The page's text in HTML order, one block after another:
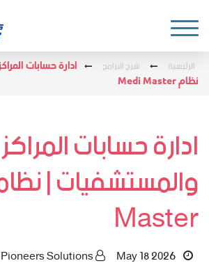
الرئيسية شرح البرامج
ادارة حسابات
نظام Medi Master
ادارة حسابات
Master
May 18 2026
Pioneers Solutions